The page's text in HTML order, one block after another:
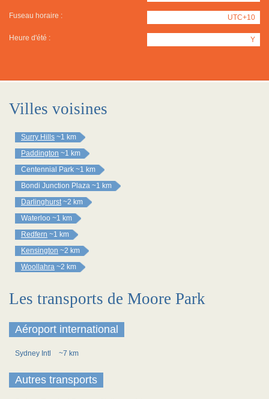
Fuseau horaire : UTC+10
Heure d'été : Y
Villes voisines
Surry Hills ~1 km
Paddington ~1 km
Centennial Park ~1 km
Bondi Junction Plaza ~1 km
Darlinghurst ~2 km
Waterloo ~1 km
Redfern ~1 km
Kensington ~2 km
Woollahra ~2 km
Les transports de Moore Park
Aéroport international
Sydney Intl ~7 km
Autres transports